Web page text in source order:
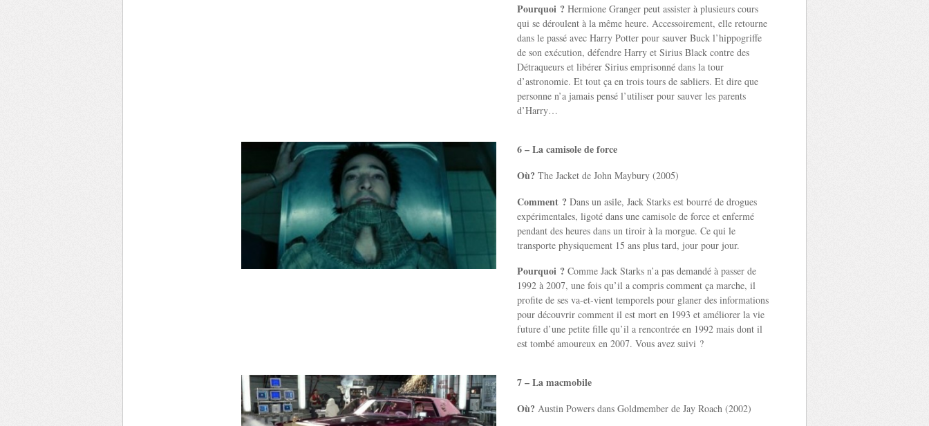
Pourquoi ? Hermione Granger peut assister à plusieurs cours
qui se déroulent à la même heure. Accessoirement, elle retourne
dans le passé avec Harry Potter pour sauver Buck l’hippogriffe
de son exécution, défendre Harry et Sirius Black contre des
Détraqueurs et libérer Sirius emprisonné dans la tour
d’astronomie. Et tout ça en trois tours de sabliers. Et dire que
personne n’a jamais pensé l’utiliser pour sauver les parents
d’Harry…
6 – La camisole de force
Où? The Jacket de John Maybury (2005)
Comment ? Dans un asile, Jack Starks est bourré de drogues
expérimentales, ligoté dans une camisole de force et enfermé
pendant des heures dans un tiroir à la morgue. Ce qui le
transporte physiquement 15 ans plus tard, jour pour jour.
Pourquoi ? Comme Jack Starks n’a pas demandé à passer de
1992 à 2007, une fois qu’il a compris comment ça marche, il
profite de ses va-et-vient temporels pour glaner des informations
pour découvrir comment il est mort en 1993 et améliorer la vie
future d’une petite fille qu’il a rencontrée en 1992 mais dont il
est tombé amoureux en 2007. Vous avez suivi ?
7 – La macmobile
Où? Austin Powers dans Goldmember de Jay Roach (2002)